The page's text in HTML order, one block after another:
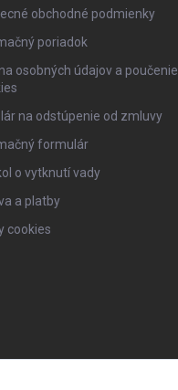
obchodné podmienky
poriadok
osobných údajov a poučenie
na odstúpenie od zmluvy
formulár
o vytknutí vady
a platby
cookies